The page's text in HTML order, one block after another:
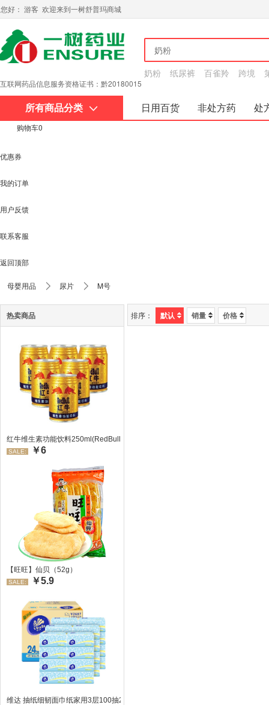
您好： 游客 欢迎来到一树舒普玛商城
互联网药品信息服务资格证书：黔20180015
奶粉 纸尿裤 百雀羚 跨境
所有商品分类 日用百货 非处方药
处
关于我们
购物车0
优惠券
我的订单
用户反馈
联系客服
返回顶部
母婴用品 尿片 M号
热卖商品
红牛维生素功能饮料250ml(RedBull/红牛)
SALE: ￥6
【旺旺】仙贝（52g）
SALE: ￥5.9
维达 抽纸细韧面巾纸家用3层100抽24包/箱 超值装 偏远地区不发货偏远地区:(含
排序： 默认 销量 价格